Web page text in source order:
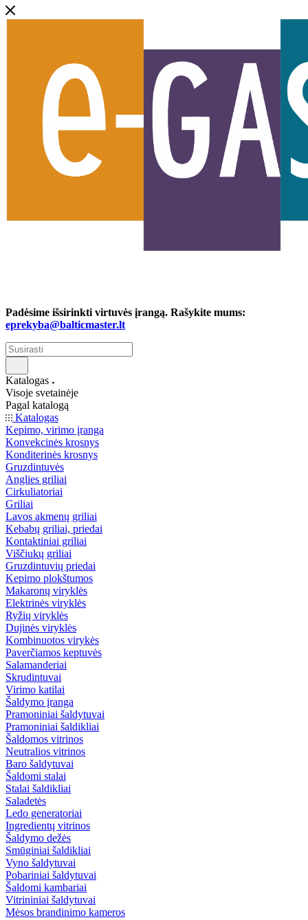
Padėsime išsirinkti virtuvės įrangą. Rašykite mums:
eprekyba@balticmaster.lt
Katalogas
Visoje svetainėje
Pagal katalogą
Katalogas
Kepimo, virimo įranga
Konvekcinės krosnys
Konditerinės krosnys
Gruzdintuvės
Anglies griliai
Cirkuliatoriai
Griliai
Lavos akmenų griliai
Kebabų griliai, priedai
Kontaktiniai griliai
Viščiukų griliai
Gruzdintuvių priedai
Kepimo plokštumos
Makaronų viryklės
Elektrinės viryklės
Ryžių viryklės
Dujinės viryklės
Kombinuotos virykės
Paverčiamos keptuvės
Salamanderiai
Skrudintuvai
Virimo katilai
Šaldymo įranga
Pramoniniai šaldytuvai
Pramoniniai šaldikliai
Šaldomos vitrinos
Neutralios vitrinos
Baro šaldytuvai
Šaldomi stalai
Stalai šaldikliai
Saladetės
Ledo generatoriai
Ingredientų vitrinos
Šaldymo dežės
Smūginiai šaldikliai
Vyno šaldytuvai
Pobariniai šaldytuvai
Šaldomi kambariai
Vitrininiai šaldytuvai
Mėsos brandinimo kameros